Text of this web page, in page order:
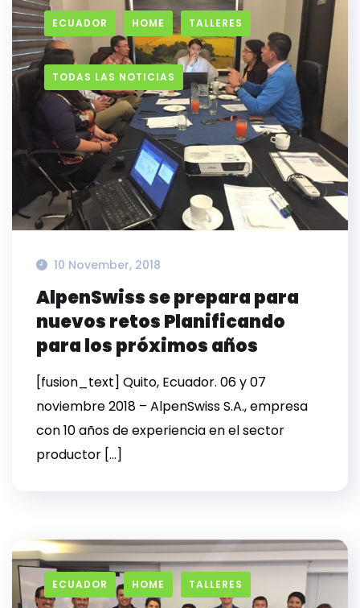
ECUADOR HOME TALLERES
TODAS LAS NOTICIAS
10 November, 2018
AlpenSwiss se prepara para
nuevos retos Planificando
para los próximos años
[fusion_text] Quito, Ecuador. 06 y 07
noviembre 2018 – AlpenSwiss S.A., empresa
con 10 años de experiencia en el sector
productor […]
ECUADOR HOME TALLERES